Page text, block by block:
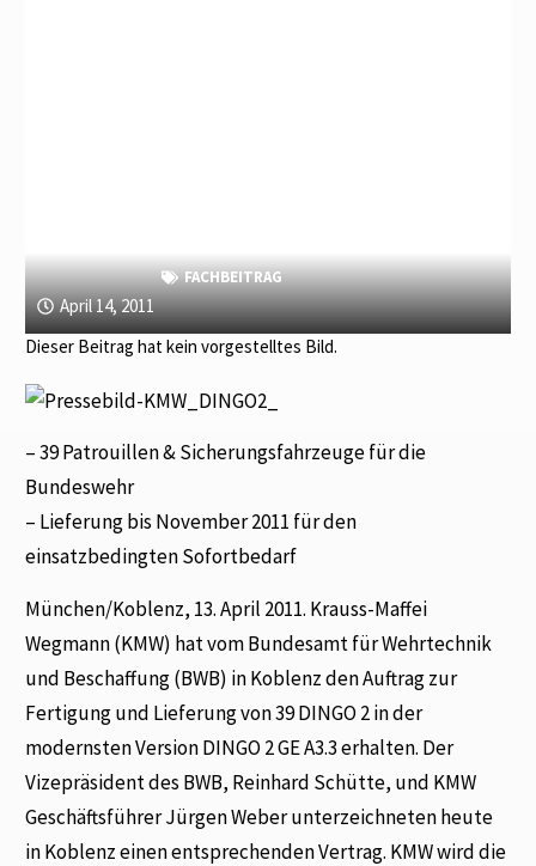
FACHBEITRAG
April 14, 2011
Dieser Beitrag hat kein vorgestelltes Bild.
– 39 Patrouillen & Sicherungsfahrzeuge für die
Bundeswehr
– Lieferung bis November 2011 für den
einsatzbedingten Sofortbedarf
München/Koblenz, 13. April 2011. Krauss-Maffei
Wegmann (KMW) hat vom Bundesamt für Wehrtechnik
und Beschaffung (BWB) in Koblenz den Auftrag zur
Fertigung und Lieferung von 39 DINGO 2 in der
modernsten Version DINGO 2 GE A3.3 erhalten. Der
Vizepräsident des BWB, Reinhard Schütte, und KMW
Geschäftsführer Jürgen Weber unterzeichneten heute
in Koblenz einen entsprechenden Vertrag. KMW wird die